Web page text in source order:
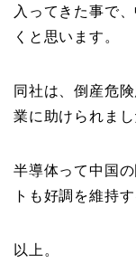
入ってきた事で
くと思います。
同社は、倒産危
業に助けられまし
半導体って中国
トも好調を維持
以上。